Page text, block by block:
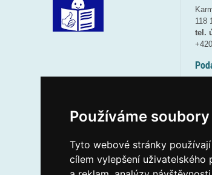
Používáme
Tyto webové stránky
cílem vylepšení uživatelského
118
tel.